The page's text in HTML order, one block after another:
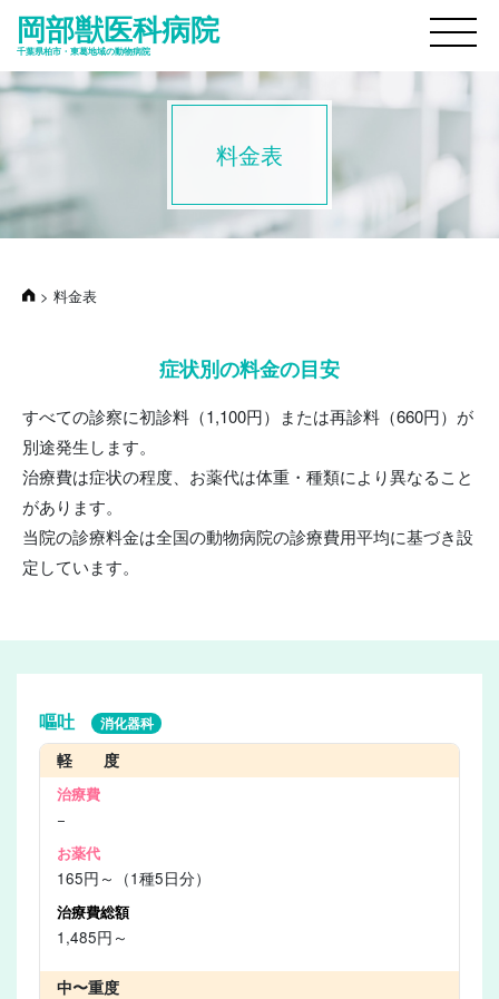
岡部獣医科病院
千葉県柏市・東葛地域の動物病院
料金表
>料金表
症状別の料金の目安
すべての診察に初診料（1,100円）または再診料（660円）が
別途発生します。
治療費は症状の程度、お薬代は体重・種類により異なること
があります。
当院の診療料金は全国の動物病院の診療費用平均に基づき設
定しています。
嘔吐 消化器科
軽 度
−
165円～（1種5日分）
1,485円～
中〜重度